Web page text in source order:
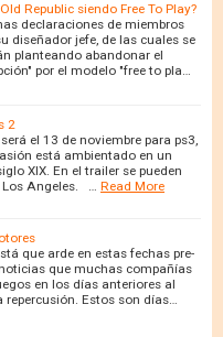
Republic siendo Free To Play?
declaraciones de miembros
diseñador jefe, de las cuales se
planteando abandonar el
por el modelo "free to pla…
2
el 13 de noviembre para ps3,
está ambientado en un
XIX. En el trailer se pueden
Los Angeles. … Read More
que arde en estas fechas pre-
que muchas compañías
en los días anteriores al
repercusión. Estos son días…